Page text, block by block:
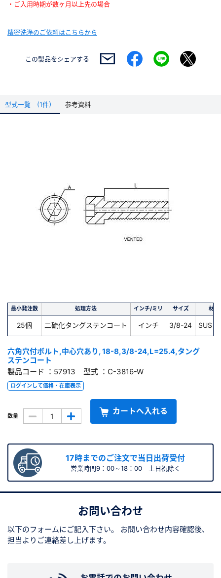
・ご入用時期が数ヶ月以上先の場合
精密洗浄のご依頼はこちらから
この製品をシェアする
型式一覧 (1件） 参考資料
最小発注数 処理方法 インチ/ミリ サイズ 材質
25個 二硫化タングステンコート インチ 3/8-24 SUS
六角穴付ボルト,中心穴あり, 18-8,3/8-24,L=25.4,タング
ステンコート
製品コード ：57913 型式 ：C-3816-W
ログインして価格・在庫表示
数量 カートへ入れる
17時までのご注文で当日出荷受付
営業時間9：00～18：00 土日祝除く
お問い合わせ
以下のフォームにご記入下さい。
お問い合わせ内容確認後、
担当よりご連絡差し上げます。